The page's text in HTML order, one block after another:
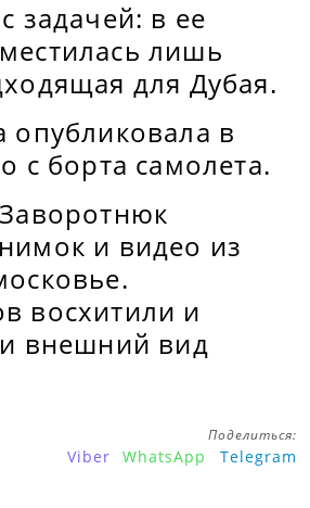
задачей: в ее
лишь
для Дубая.
опубликовала в
с борта самолета.
и видео из
восхитили и
внешний вид
Поделиться:
Viber WhatsApp Telegram